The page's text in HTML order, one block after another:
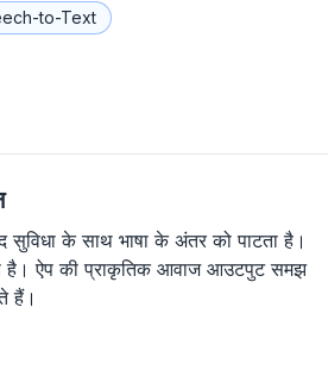
to-Text
के साथ भाषा के अंतर को पाटता है।
है। ऐप की प्राकृतिक आवाज आउटपुट समझ
हैं।